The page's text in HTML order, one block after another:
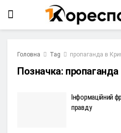
Головна Tag пропаганда в
Позначка:
Інформаційний
правду